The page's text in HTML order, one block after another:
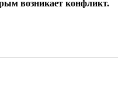
возникает конфликт.